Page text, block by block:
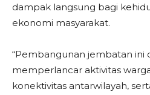
dampak langsung bagi
ekonomi masyarakat.
“Pembangunan jembatan ini
memperlancar aktivitas
konektivitas antarwilayah,